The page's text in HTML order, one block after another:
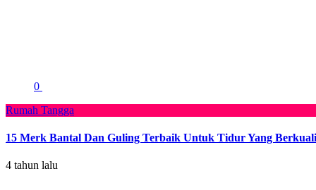
0
Rumah Tangga
15 Merk Bantal Dan Guling Terbaik Untuk Tidur Yang
4 tahun lalu